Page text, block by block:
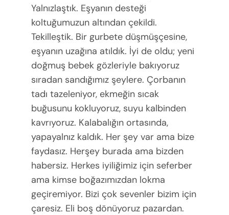
Yalnızlaştık. Eşyanın desteği
koltuğumuzun altından çekildi.
Tekilleştik. Bir gurbete düşmüşçesine,
eşyanın uzağına atıldık. İyi de oldu; yeni
doğmuş bebek gözleriyle bakıyoruz
sıradan sandığımız şeylere. Çorbanın
tadı tazeleniyor, ekmeğin sıcak
buğusunu kokluyoruz, suyu kalbinden
kavrıyoruz. Kalabalığın ortasında,
yapayalnız kaldık. Her şey var ama bize
faydasız. Herşey burada ama bizden
habersiz. Herkes iyiliğimiz için seferber
ama kimse boğazımızdan lokma
geçiremiyor. Bizi çok sevenler bizim için
çaresiz. Eli boş dönüyoruz pazardan.